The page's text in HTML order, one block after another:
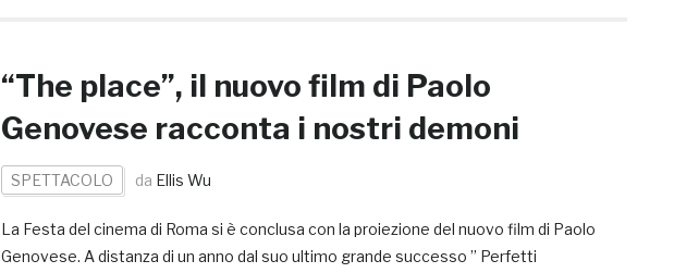
“The place”, il nuovo film di Paolo
Genovese racconta i nostri demoni
SPETTACOLO da Ellis Wu
La Festa del cinema di Roma si è conclusa con la proiezione del nuovo film di Paolo
Genovese. A distanza di un anno dal suo ultimo grande successo ” Perfetti